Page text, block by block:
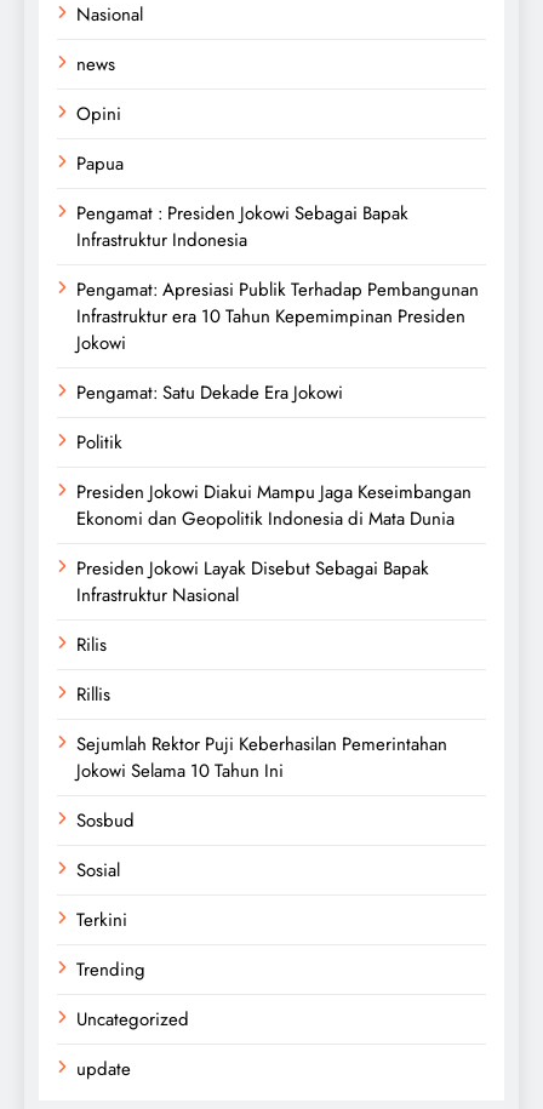
Nasional
news
Opini
Papua
Pengamat : Presiden Jokowi Sebagai Bapak
Infrastruktur Indonesia
Pengamat: Apresiasi Publik Terhadap Pembangunan
Infrastruktur era 10 Tahun Kepemimpinan Presiden
Jokowi
Pengamat: Satu Dekade Era Jokowi
Politik
Presiden Jokowi Diakui Mampu Jaga Keseimbangan
Ekonomi dan Geopolitik Indonesia di Mata Dunia
Presiden Jokowi Layak Disebut Sebagai Bapak
Infrastruktur Nasional
Rilis
Rillis
Sejumlah Rektor Puji Keberhasilan Pemerintahan
Jokowi Selama 10 Tahun Ini
Sosbud
Sosial
Terkini
Trending
Uncategorized
update